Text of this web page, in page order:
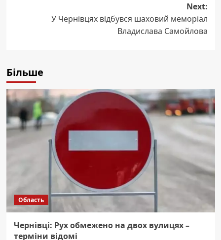
Next:
У Чернівцях відбувся шаховий меморіал
Владислава Самойлова
Більше
Область
Чернівці: Рух обмежено на двох вулицях –
терміни відомі